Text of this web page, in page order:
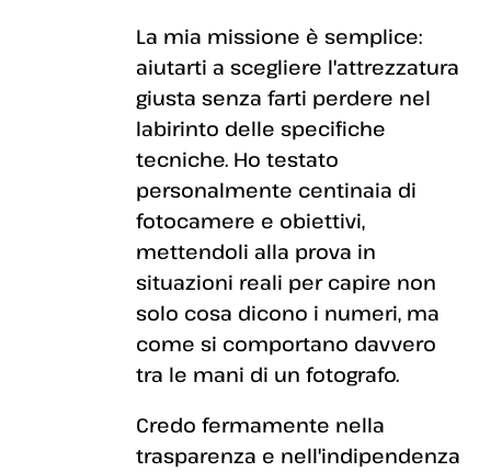
La mia missione è semplice:
aiutarti a scegliere l'attrezzatura
giusta senza farti perdere nel
labirinto delle specifiche
tecniche. Ho testato
personalmente centinaia di
fotocamere e obiettivi,
mettendoli alla prova in
situazioni reali per capire non
solo cosa dicono i numeri, ma
come si comportano davvero
tra le mani di un fotografo.
Credo fermamente nella
trasparenza e nell'indipendenza